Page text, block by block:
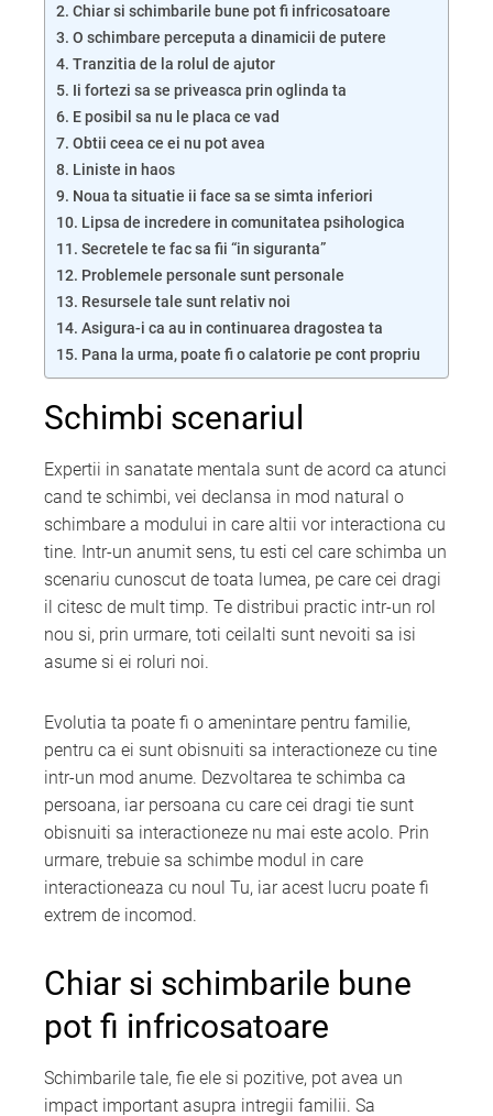
Chiar si schimbarile bune pot fi infricosatoare
O schimbare perceputa a dinamicii de putere
Tranzitia de la rolul de ajutor
Ii fortezi sa se priveasca prin oglinda ta
E posibil sa nu le placa ce vad
Obtii ceea ce ei nu pot avea
Liniste in haos
Noua ta situatie ii face sa se simta inferiori
Lipsa de incredere in comunitatea psihologica
Secretele te fac sa fii “in siguranta”
Problemele personale sunt personale
Resursele tale sunt relativ noi
Asigura-i ca au in continuarea dragostea ta
Pana la urma, poate fi o calatorie pe cont propriu
Schimbi scenariul
Expertii in sanatate mentala sunt de acord ca atunci
cand te schimbi, vei declansa in mod natural o
schimbare a modului in care altii vor interactiona cu
tine. Intr-un anumit sens, tu esti cel care schimba un
scenariu cunoscut de toata lumea, pe care cei dragi
il citesc de mult timp. Te distribui practic intr-un rol
nou si, prin urmare, toti ceilalti sunt nevoiti sa isi
asume si ei roluri noi.
Evolutia ta poate fi o amenintare pentru familie,
pentru ca ei sunt obisnuiti sa interactioneze cu tine
intr-un mod anume. Dezvoltarea te schimba ca
persoana, iar persoana cu care cei dragi tie sunt
obisnuiti sa interactioneze nu mai este acolo. Prin
urmare, trebuie sa schimbe modul in care
interactioneaza cu noul Tu, iar acest lucru poate fi
extrem de incomod.
Chiar si schimbarile bune
pot fi infricosatoare
Schimbarile tale, fie ele si pozitive, pot avea un
impact important asupra intregii familii. Sa